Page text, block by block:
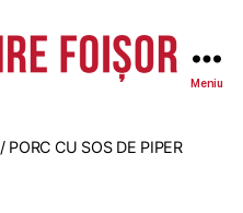
-
Meniu
/ PORC CU SOS DE PIPER